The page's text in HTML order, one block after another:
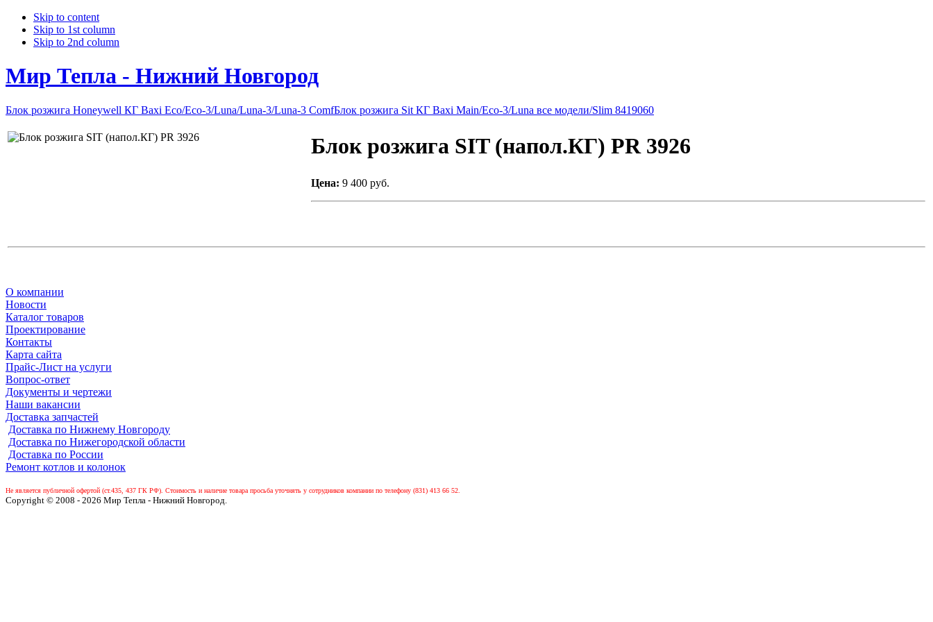
Skip to content
Skip to 1st column
Skip to 2nd column
Мир Тепла - Нижний Новгород
Блок розжига Honeywell КГ Baxi Eco/Eco-3/Luna/Luna-3/Luna-3 ComfБлок розжига Sit КГ Baxi Main/Eco-3/Luna все модели/Slim 8419060
Блок розжига SIT (напол.КГ) PR 3926
Цена: 9 400 руб.
О компании
Новости
Каталог товаров
Проектирование
Контакты
Карта сайта
Прайс-Лист на услуги
Вопрос-ответ
Документы и чертежи
Наши вакансии
Доставка запчастей
Доставка по Нижнему Новгороду
Доставка по Нижегородской области
Доставка по России
Ремонт котлов и колонок
Не является публичной офертой (ст.435, 437 ГК РФ). Стоимость и наличие товара просьба уточнять у сотрудников компании по телефону (831) 413 66 52.
Copyright © 2008 - 2026 Мир Тепла - Нижний Новгород.